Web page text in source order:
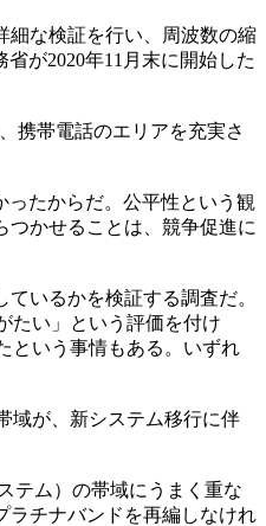
細な検証を行い、周波数の縮
が2020年11月末に開始した
携帯電話のエリアを充実さ
たからだ。公平性という観
つかせることは、競争促進に
いるかを検証する調査だ。
たい」という評価を付け
という事情もある。いずれ
域が、新システム移行に伴
テム）の帯域にうまく重な
ラチナバンドを再編しなけれ